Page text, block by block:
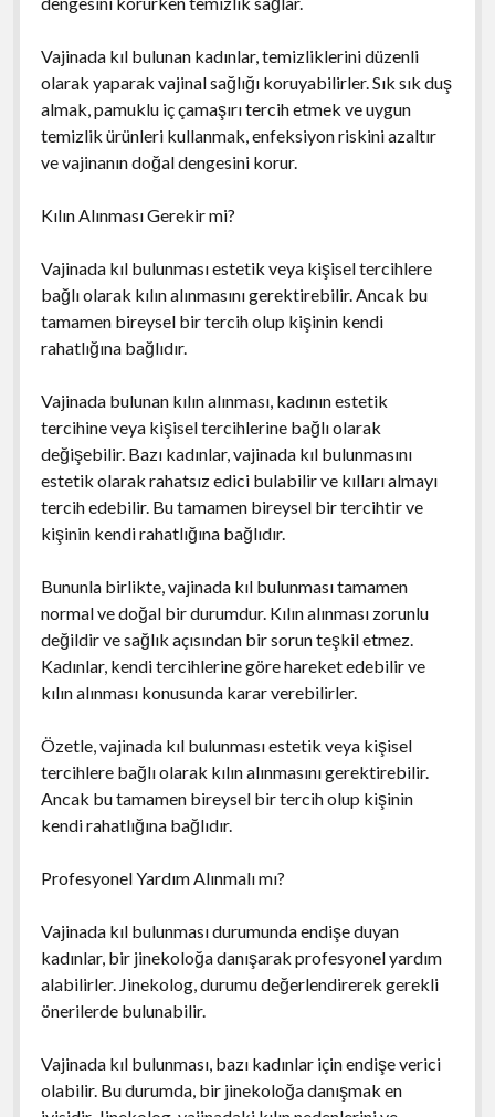
Vajinada kıl bulunan kadınlar, temizliklerini düzenli
olarak yaparak vajinal sağlığı koruyabilirler. Sık sık duş
almak, pamuklu iç çamaşırı tercih etmek ve uygun
temizlik ürünleri kullanmak, enfeksiyon riskini azaltır
ve vajinanın doğal dengesini korur.
Kılın Alınması Gerekir mi?
Vajinada kıl bulunması estetik veya kişisel tercihlere
bağlı olarak kılın alınmasını gerektirebilir. Ancak bu
tamamen bireysel bir tercih olup kişinin kendi
rahatlığına bağlıdır.
Vajinada bulunan kılın alınması, kadının estetik
tercihine veya kişisel tercihlerine bağlı olarak
değişebilir. Bazı kadınlar, vajinada kıl bulunmasını
estetik olarak rahatsız edici bulabilir ve kılları almayı
tercih edebilir. Bu tamamen bireysel bir tercihtir ve
kişinin kendi rahatlığına bağlıdır.
Bununla birlikte, vajinada kıl bulunması tamamen
normal ve doğal bir durumdur. Kılın alınması zorunlu
değildir ve sağlık açısından bir sorun teşkil etmez.
Kadınlar, kendi tercihlerine göre hareket edebilir ve
kılın alınması konusunda karar verebilirler.
Özetle, vajinada kıl bulunması estetik veya kişisel
tercihlere bağlı olarak kılın alınmasını gerektirebilir.
Ancak bu tamamen bireysel bir tercih olup kişinin
kendi rahatlığına bağlıdır.
Profesyonel Yardım Alınmalı mı?
Vajinada kıl bulunması durumunda endişe duyan
kadınlar, bir jinekoloğa danışarak profesyonel yardım
alabilirler. Jinekolog, durumu değerlendirerek gerekli
önerilerde bulunabilir.
Vajinada kıl bulunması, bazı kadınlar için endişe verici
olabilir. Bu durumda, bir jinekoloğa danışmak en